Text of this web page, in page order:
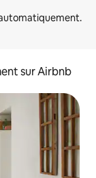
sur Airbnb